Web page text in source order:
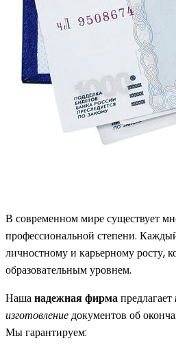
В современном мире существует
профессиональной степени.
личностному и карьерному росту,
образовательным уровнем.
Нашанадежная фирмапредлагает
изготовлениедокументов об
Мы гарантируем: